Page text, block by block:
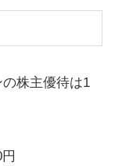
株主優待は1